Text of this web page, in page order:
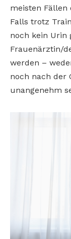
meisten Fällen
Falls trotz
noch kein Urin
Frauenärztin/
werden –
noch nach der
unangenehm